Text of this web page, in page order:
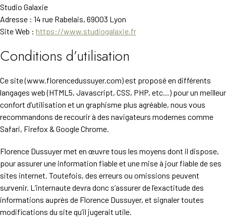
Studio Galaxie
Adresse : 14 rue Rabelais, 69003 Lyon
Site Web : https://www.studiogalaxie.fr
Conditions d’utilisation
Ce site (www.florencedussuyer.com) est proposé en différents
langages web (HTML5, Javascript, CSS, PHP, etc…) pour un meilleur
confort d’utilisation et un graphisme plus agréable, nous vous
recommandons de recourir à des navigateurs modernes comme
Safari, Firefox & Google Chrome.
Florence Dussuyer met en œuvre tous les moyens dont il dispose,
pour assurer une information fiable et une mise à jour fiable de ses
sites internet. Toutefois, des erreurs ou omissions peuvent
survenir. L’internaute devra donc s’assurer de l’exactitude des
informations auprès de Florence Dussuyer, et signaler toutes
modifications du site qu’il jugerait utile.